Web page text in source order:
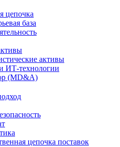
цепочка
база
активы
ИТ‑технологии
(MD&A)
цепочка поставок